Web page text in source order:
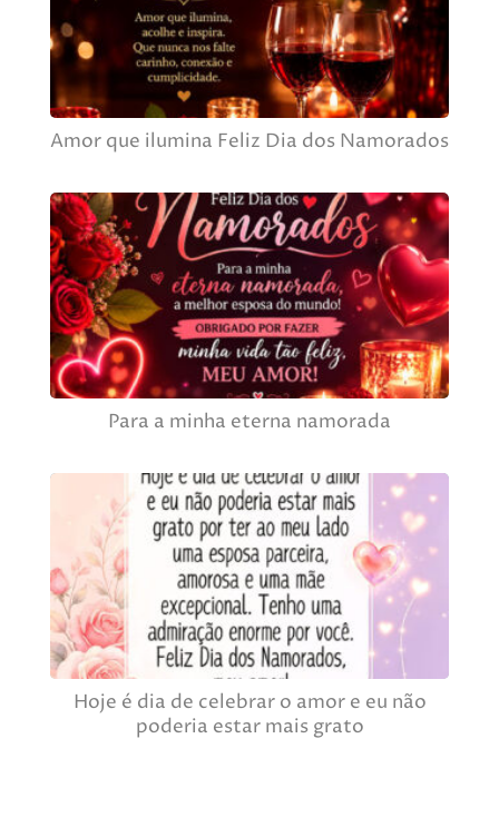
Amor que ilumina Feliz Dia dos Namorados
Para a minha eterna namorada
Hoje é dia de celebrar o amor e eu não
poderia estar mais grato